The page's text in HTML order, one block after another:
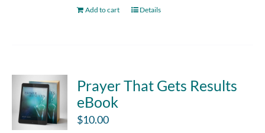
Add to cart Details
Prayer That Gets Results
eBook
$10.00